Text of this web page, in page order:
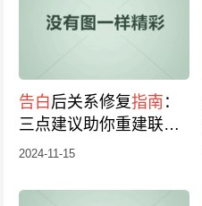
告白后关系修复指南 ：
三点建议助你重建联
系，重拾旧爱无难事！
2024-11-15